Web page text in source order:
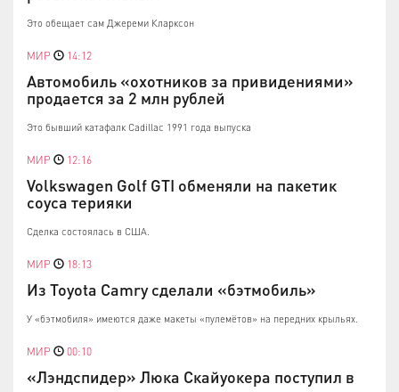
Это обещает сам Джереми Кларксон
МИР 14:12
Автомобиль «охотников за привидениями»
продается за 2 млн рублей
Это бывший катафалк Cadillac 1991 года выпуска
МИР 12:16
Volkswagen Golf GTI обменяли на пакетик
соуса терияки
Сделка состоялась в США.
МИР 18:13
Из Toyota Camry сделали «бэтмобиль»
У «бэтмобиля» имеются даже макеты «пулемётов» на передних крыльях.
МИР 00:10
«Лэндспидер» Люка Скайуокера поступил в